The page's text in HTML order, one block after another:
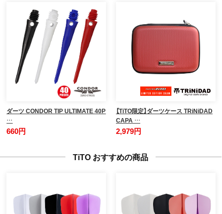
ダーツ CONDOR TIP ULTIMATE 40P
…
660円
【TiTO限定】ダーツケース TRiNiDAD
CAPA …
2,979円
TiTO おすすめの商品